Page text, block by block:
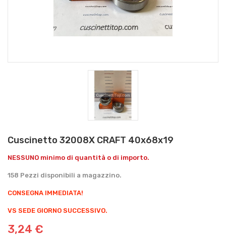
Cuscinetto 32008X CRAFT 40x68x19
NESSUNO minimo di quantità o di importo.
158 Pezzi disponibili a magazzino.
CONSEGNA IMMEDIATA!
VS SEDE GIORNO SUCCESSIVO.
3,24 €